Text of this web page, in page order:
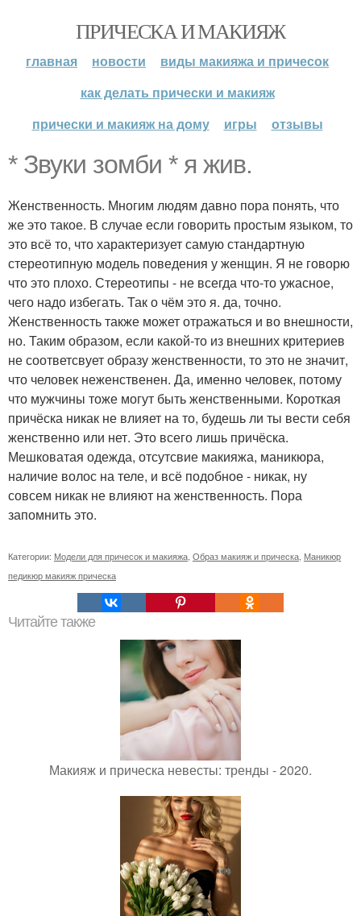
ПРИЧЕСКА И МАКИЯЖ
главная новости
виды макияжа и причесок
как делать прически и макияж
прически и макияж на дому
игры отзывы
* Звуки зомби * я жив.
Женственность. Многим людям давно пора понять, что
же это такое. В случае если говорить простым языком, то
это всё то, что характеризует самую стандартную
стереотипную модель поведения у женщин. Я не говорю
что это плохо. Стереотипы - не всегда что-то ужасное,
чего надо избегать. Так о чём это я. да, точно.
Женственность также может отражаться и во внешности,
но. Таким образом, если какой-то из внешних критериев
не соответсвует образу женственности, то это не значит,
что человек неженственен. Да, именно человек, потому
что мужчины тоже могут быть женственными. Короткая
причёска никак не влияет на то, будешь ли ты вести себя
женственно или нет. Это всего лишь причёска.
Мешковатая одежда, отсутсвие макияжа, маникюра,
наличие волос на теле, и всё подобное - никак, ну
совсем никак не влияют на женственность. Пора
запомнить это.
Категории: Модели для причесок и макияжа Образ макияж и прическа Маникюр
педикюр макияж прическа
Читайте также
Макияж и прическа невесты: тренды - 2020.